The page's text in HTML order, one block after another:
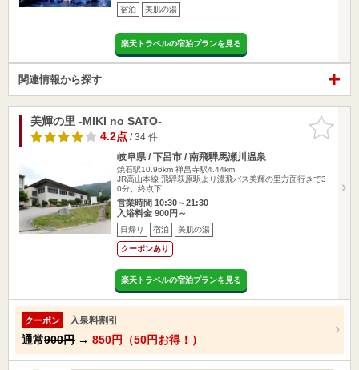
宿泊 美肌の湯
楽天トラベルの宿泊プランを見る
関連情報から探す
お気に入
りに追加
美輝の里 -MIKI no SATO-
4.2点/ 34 件
岐阜県 / 下呂市 / 南飛騨馬瀬川温泉
焼石駅10.96km 禅昌寺駅4.44km
JR高山本線 飛騨萩原駅より濃飛バス美輝の里方面行きで3
0分、終点下…
営業時間 10:30～21:30
入浴料金 900円～
日帰り 宿泊 美肌の湯
クーポンあり
楽天トラベルの宿泊プランを見る
クーポン 入泉料割引
通常900円 → 850円（50円お得！）